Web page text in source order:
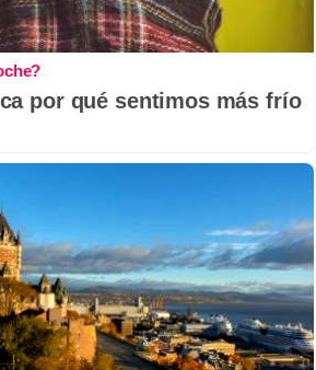
por qué sentimos más frío